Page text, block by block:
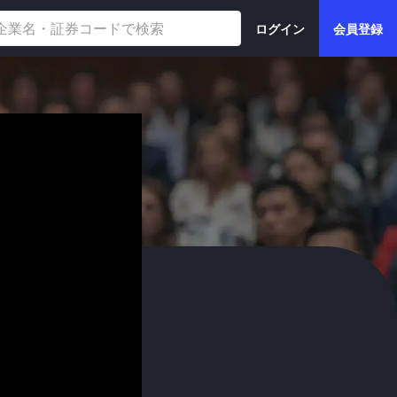
ログイン 会員登録